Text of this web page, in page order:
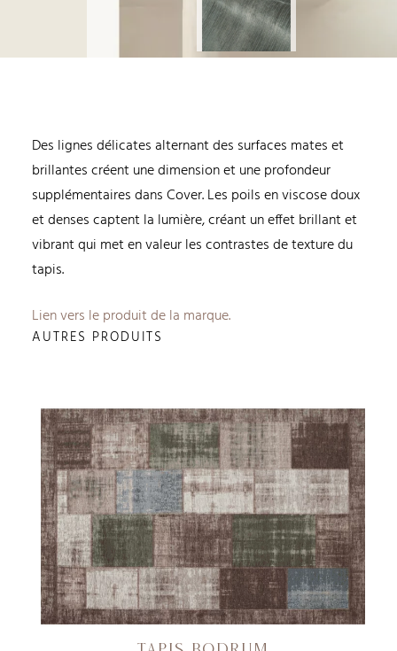
Des lignes délicates alternant des surfaces mates et
brillantes créent une dimension et une profondeur
supplémentaires dans Cover.Les poils en viscose doux
et denses captent la lumière, créant un effet brillant et
vibrant qui met en valeur les contrastes de texture du
tapis.
Lien vers le produit de la marque.
AUTRES PRODUITS